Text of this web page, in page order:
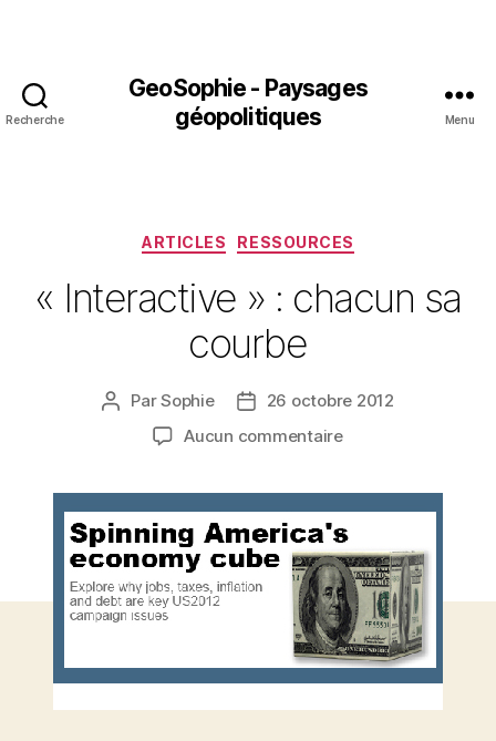
Recherche
GeoSophie - Paysages
géopolitiques
Menu
Catégories
ARTICLES RESSOURCES
« Interactive » : chacun sa
courbe
Auteur
l’article
ParSophie
Date26 octobre 2012
Aucun commentairesur
chacun
sa
courbe